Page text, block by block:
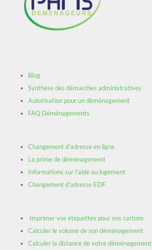
Blog
Synthèse des démarches administratives
Autorisation pour un déménagement
FAQ Déménagements
Changement d'adresse en ligne
La prime de déménagement
Informations sur l'aide au logement
Changement d'adresse EDF
Imprimer vos étiquettes pour vos cartons
Calculer le volume de son déménagement
Calculer la distance de votre déménagement